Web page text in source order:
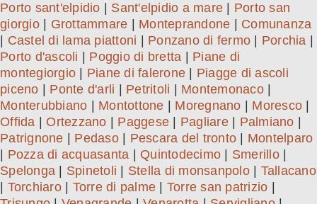
Porto sant'elpidio
Sant'elpidio a mare
Porto san
giorgio| Grottammare Monteprandone
Comunanza
Castel di lama piattoni Ponzano di fermo Porchia
Porto d'ascoli
Poggio di bretta
Piane di
montegiorgio
Piane di falerone
Piagge di ascoli
piceno
Ponte d'arli Petritoli Montemonaco|
Monterubbiano
Montottone Moregnano Moresco
Offida
Ortezzano Paggese Pagliare| Palmiano
Patrignone
Pedaso| Pescara del tronto
Montelparo
Pozza di acquasanta Quintodecimo Smerillo|
Spelonga
Spinetoli Stella di monsanpolo| Tallacano
Torchiaro| Torre di palme Torre san patrizio